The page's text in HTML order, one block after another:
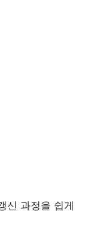
신 과정을 쉽게